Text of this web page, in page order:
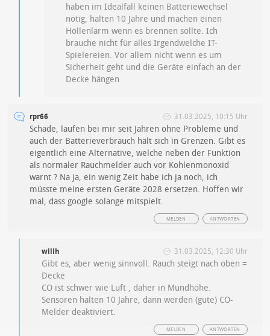
haben im Idealfall keinen Batteriewechsel
nötig, halten 10 Jahre und machen einen
Höllenlärm wenn es brennen sollte. Ich
brauche nicht für alles Irgendwelche IT-
Spielereien. Vor allem nicht wenn es um
Sicherheit geht und die Geräte einfach an der
Decke hängen
rpr66 31.03.2025, 10:15 Uhr
Schade, laufen bei mir seit Jahren ohne Probleme und
auch der Batterieverbrauch hält sich in Grenzen. Gibt es
eigentlich eine Alternative, welche neben der Funktion
als normaler Rauchmelder auch vor Kohlenmonoxid
warnt ? Na ja, ein wenig Zeit habe ich ja noch, ich
müsste meine ersten Geräte 2028 ersetzen. Hoffen wir
mal, dass google solange mitspielt.
ANTWORTEN
MELDEN
wilih 31.03.2025, 12:30 Uhr
Gibt es, aber wenig sinnvoll. Rauch steigt nach oben =
Decke
CO ist schwer wie Luft , daher in Mundhöhe.
Sensoren halten 10 Jahre, dann werden (gute) CO-
Melder deaktiviert.
ANTWORTEN
MELDEN